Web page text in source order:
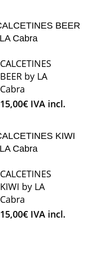
CALCETINES
BEER by LA
Cabra
15,00€ IVA incl.
CALCETINES
KIWI by LA
Cabra
15,00€ IVA incl.